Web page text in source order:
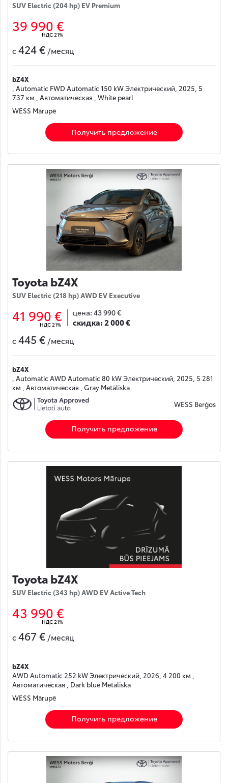
SUV Electric (204 hp) EV Premium
39 990 €
НДС 21%
с 424 € /месяц
bZ4X
, Automatic FWD Automatic 150 kW Электрический, 2025, 5
737 км , Автоматическая , White pearl
WESS Mārupē
Получить предложение
Toyota bZ4X
SUV Electric (218 hp) AWD EV Executive
41 990 €
НДС 21%
цена: 43 990 €
скидка:2 000 €
с 445 € /месяц
bZ4X
, Automatic AWD Automatic 80 kW Электрический, 2025, 5 281
км , Автоматическая , Gray Metāliska
WESS Berģos
Получить предложение
Toyota bZ4X
SUV Electric (343 hp) AWD EV Active Tech
43 990 €
НДС 21%
с 467 € /месяц
bZ4X
AWD Automatic 252 kW Электрический, 2026, 4 200 км ,
Автоматическая , Dark blue Metāliska
WESS Mārupē
Получить предложение